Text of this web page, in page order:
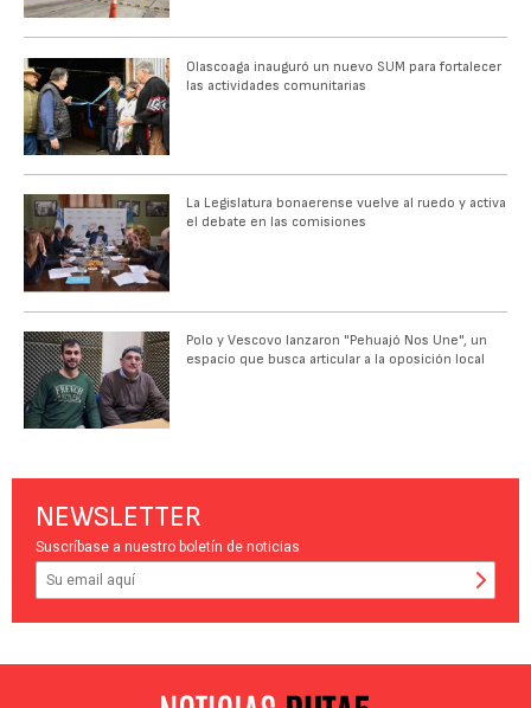
Olascoaga inauguró un nuevo SUM para fortalecer
las actividades comunitarias
La Legislatura bonaerense vuelve al ruedo y activa
el debate en las comisiones
Polo y Vescovo lanzaron "Pehuajó Nos Une", un
espacio que busca articular a la oposición local
NEWSLETTER
Suscríbase a nuestro boletín de noticias